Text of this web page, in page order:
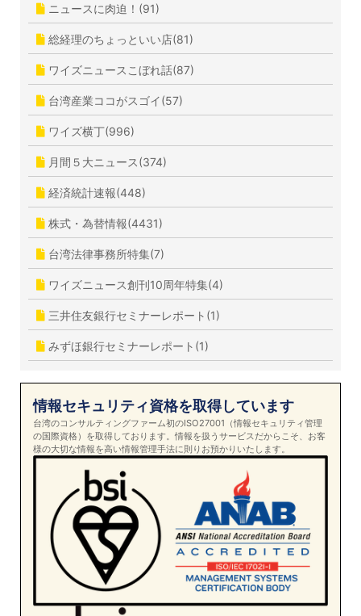
ニュースに肉迫！(91)
総経理のちょっといい店(81)
ワイズニュースこぼれ話(87)
台湾産業ココがスゴイ(57)
ワイズ横丁(996)
月間５大ニュース(374)
経済統計速報(448)
株式・為替情報(4431)
台湾法律事務所特集(7)
ワイズニュース創刊10周年特集(4)
三井住友銀行セミナーレポート(1)
みずほ銀行セミナーレポート(1)
情報セキュリティ資格を取得しています
台湾のコンサルティングファーム初のISO27001（情報セキュリティ管理
の国際資格）を取得しております。情報を扱うサービスだからこそ、お客
様の大切な情報を高い情報管理手法に則りお預かりいたします。